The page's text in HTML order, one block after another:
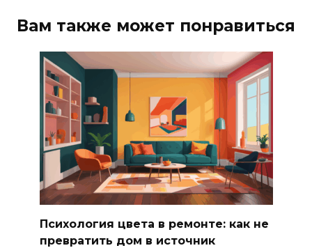
Вам также может понравиться
Психология цвета в ремонте: как не
превратить дом в источник